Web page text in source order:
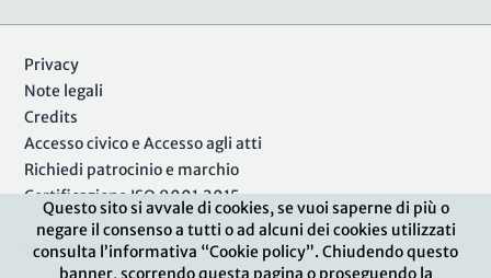
Questo sito si avvale di cookies, se vuoi saperne di più o
negare il consenso a tutti o ad alcuni dei cookies utilizzati
consulta l’informativa “Cookie policy”. Chiudendo questo
banner, scorrendo questa pagina o proseguendo la
Privacy
Note legali
Credits
Accesso civico e Accesso agli atti
Richiedi patrocinio e marchio
Certificazione ISO 9001:2015
Area Riservata